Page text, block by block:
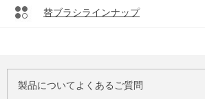
替ブラシラインナップ
製品についてよくあるご質問